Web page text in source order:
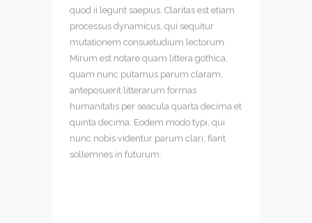
quod ii legunt saepius. Claritas est etiam
processus dynamicus, qui sequitur
mutationem consuetudium lectorum.
Mirum est notare quam littera gothica,
quam nunc putamus parum claram,
anteposuerit litterarum formas
humanitatis per seacula quarta decima et
quinta decima. Eodem modo typi, qui
nunc nobis videntur parum clari, fiant
sollemnes in futurum.